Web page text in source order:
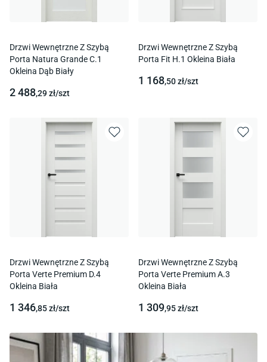
Drzwi Wewnętrzne Z Szybą
Porta Natura Grande C.1
Okleina Dąb Biały
2 488,29zł/szt
Drzwi Wewnętrzne Z Szybą
Porta Fit H.1 Okleina Biała
1 168,50zł/szt
Drzwi Wewnętrzne Z Szybą
Porta Verte Premium D.4
Okleina Biała
1 346,85zł/szt
Drzwi Wewnętrzne Z Szybą
Porta Verte Premium A.3
Okleina Biała
1 309,95zł/szt